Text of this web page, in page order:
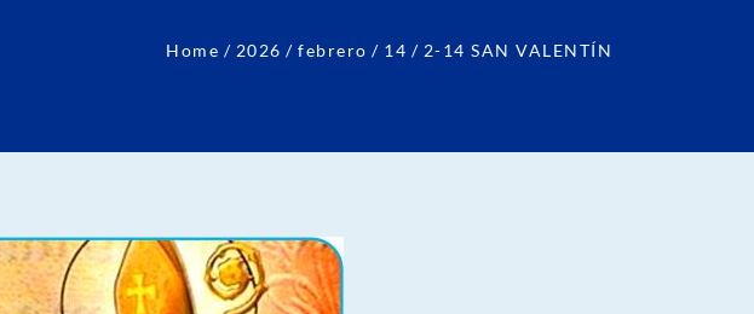
Home / 2026 / febrero / 14 / 2-14 SAN VALENTÍN